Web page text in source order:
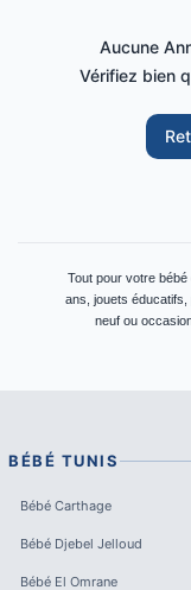
Aucune
Vérifiez bien
Tout pour votre
ans, jouets
neuf ou
BÉBÉ TUNIS
Bébé Carthage
Bébé Djebel Jelloud
Bébé El Omrane